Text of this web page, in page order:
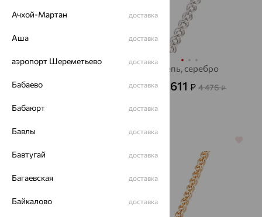
Цепь, золото,
Цепь, серебро
от 1 611₽ 4 476₽
Ачхой-Мартан доставка
Аша доставка
аэропорт Шереметьево доставка
Бабаево доставка
Бабаюрт доставка
Бавлы доставка
Бавтугай доставка
Багаевская доставка
Байкалово доставка